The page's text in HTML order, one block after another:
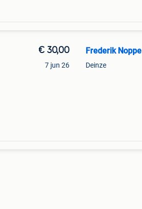
€ 30,00
7 jun 26
Frederik Noppe
Deinze